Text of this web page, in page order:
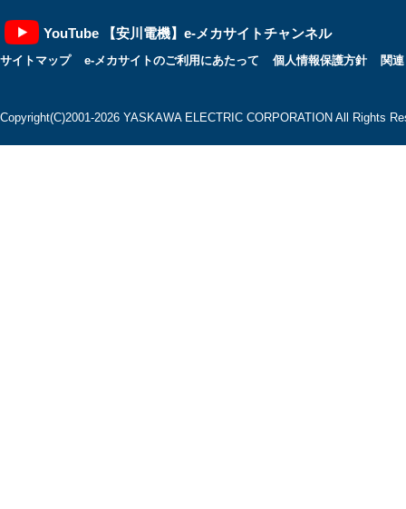
YouTube 【安川電機】e-メカサイトチャンネル
サイトマップ e-メカサイトのご利用にあたって 個人情報保護方針 関
Copyright(C)2001‐2026 YASKAWA ELECTRIC CORPORATION All Rights